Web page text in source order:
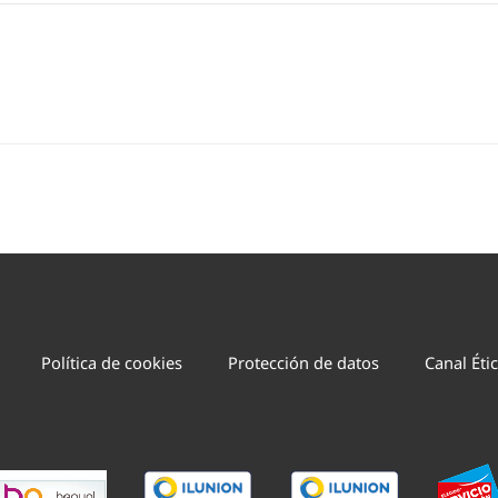
Política de cookies Protección de datos Canal